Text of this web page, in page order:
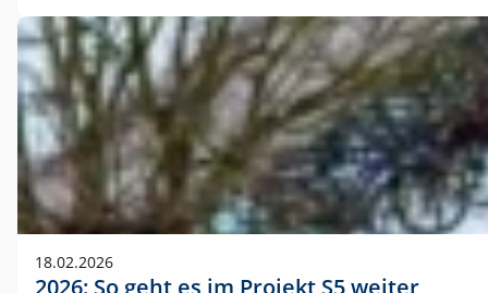
18.02.2026